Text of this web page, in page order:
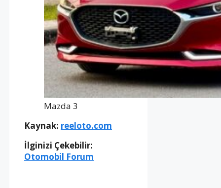
Mazda 3
Kaynak: reeloto.com
İlginizi Çekebilir:
Otomobil Forum